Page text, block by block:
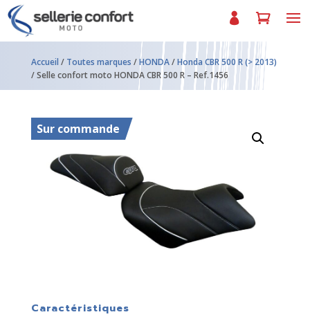
Accueil / Toutes marques /HONDA/Honda CBR 500 R (> 2013)
/ Selle confort moto HONDA CBR 500 R – Ref.1456
Sur commande
Caractéristiques